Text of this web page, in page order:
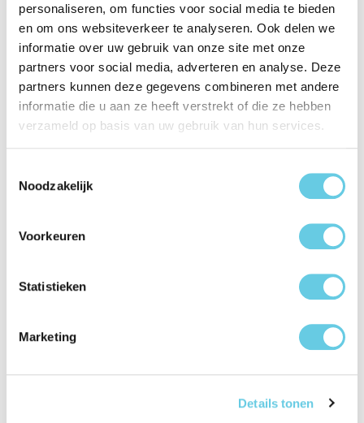
personaliseren, om functies voor social media te bieden
en om ons websiteverkeer te analyseren. Ook delen we
informatie over uw gebruik van onze site met onze
partners voor social media, adverteren en analyse. Deze
partners kunnen deze gegevens combineren met andere
informatie die u aan ze heeft verstrekt of die ze hebben
verzameld op basis van uw gebruik van hun services.
Noodzakelijk
Voorkeuren
Statistieken
Marketing
Details tonen
Productinformatie "BeHello Oppo A6 Pro
Gel case transparant"
De BeHello Oppo A6 Pro Gel Case biedt betrouwbare
bescherming voor je toestel en is daarbij een bewuste keuze
voor het milieu. Deze transparante hoes is gemaakt van
gerecycled plastic, waardoor je jouw telefoon beschermt én
Duurzaam materiaal: Gemaakt van gerecycled plastic,
zonder in te leveren op kwaliteit.
Transparant design: Laat het originele uiterlijk van je
toestel optimaal beschermd blijft.
Flexibel en stevig: Absorbeert schokken en beschermt
tegen krassen en stoten, ideaal voor dagelijks gebruik.
Precieze pasvorm: Sluit perfect aan op de Oppo A6 Pro
en de camera.
voorkomt dat je telefoon snel uitglijdt.